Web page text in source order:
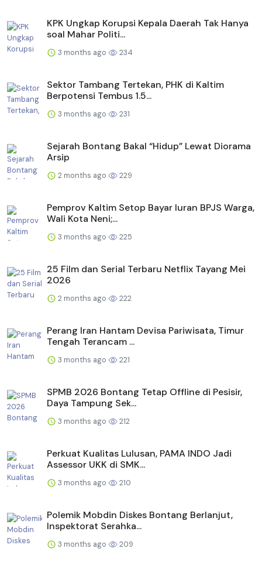
KPK Ungkap Korupsi Kepala Daerah Tak Hanya
soal Mahar Politi...
3 months ago 234
Sektor Tambang Tertekan, PHK di Kaltim
Berpotensi Tembus 1.5...
3 months ago 231
Sejarah Bontang Bakal “Hidup” Lewat Diorama
Arsip
2 months ago 229
Pemprov Kaltim Setop Bayar Iuran BPJS Warga,
Wali Kota Neni;...
3 months ago 225
25 Film dan Serial Terbaru Netflix Tayang Mei
2026
2 months ago 222
Perang Iran Hantam Devisa Pariwisata, Timur
Tengah Terancam ...
3 months ago 221
SPMB 2026 Bontang Tetap Offline di Pesisir,
Daya Tampung Sek...
3 months ago 212
Perkuat Kualitas Lulusan, PAMA INDO Jadi
Assessor UKK di SMK...
3 months ago 210
Polemik Mobdin Diskes Bontang Berlanjut,
Inspektorat Serahka...
3 months ago 209